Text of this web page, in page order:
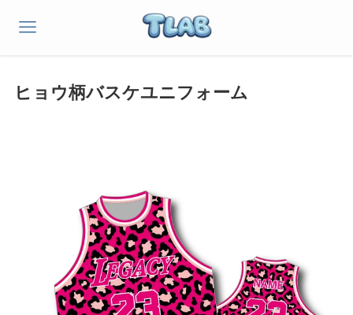
ヒョウ柄バスケユニフォーム